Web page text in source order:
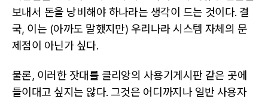
보내서 돈을 낭비해야 하나라는 생각이 드는 것이다. 결
국, 이는 (아까도 말했지만) 우리나라 시스템 자체의 문
제점이 아닌가 싶다.
물론, 이러한 잣대를 클리앙의 사용기게시판 같은 곳에
들이대고 싶지는 않다. 그것은 어디까지나 일반 사용자